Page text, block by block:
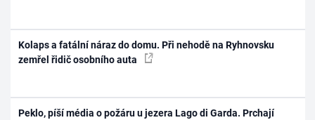
Kolaps a fatální náraz do domu. Při nehodě na Ryhnovsku
zemřel řidič osobního auta
Peklo, píší média o požáru u jezera Lago di Garda. Prchají